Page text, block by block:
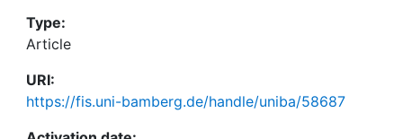
Type:
Article
URI:
https://fis.uni-bamberg.de/handle/uniba/58687